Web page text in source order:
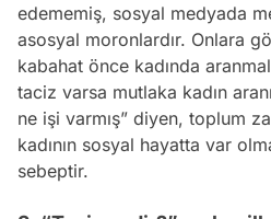
edememiş, sosyal medyada
asosyal moronlardır. Onlara
kabahat önce kadında
taciz varsa mutlaka kadın
ne işi varmış” diyen, toplum
kadının sosyal hayatta var
sebeptir.